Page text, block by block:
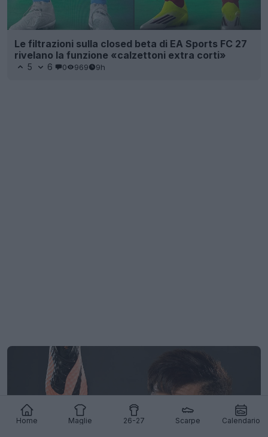
Home Maglie 26-27 Scarpe Calendario
Le filtrazioni sulla closed beta di EA Sports FC 27
rivelano la funzione «calzettoni extra corti»
5 6 0 969 9h